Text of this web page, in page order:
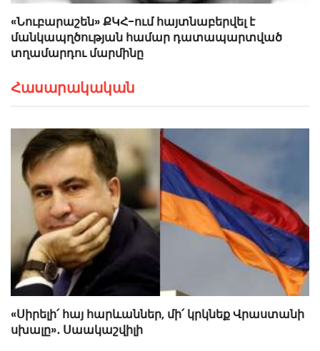
«Նուբարաշեն» ՔԿՀ-ում հայտնաբերվել է
մանկապղծության համար դատապարտված
տղամարդու մարմինը
Հասարակական
«Սիրելի՛ հայ հարևաններ, մի՛ կրկնեք Վրաստանի
սխալը»․ Սաակաշվիլի